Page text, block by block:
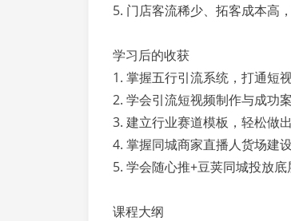
5. 门店客流稀少、拓客成本高
学习后的收获
1. 掌握五行引流系统，打通短
2. 学会引流短视频制作与成功
3. 建立行业赛道模板，轻松做
4. 掌握同城商家直播人货场建
5. 学会随心推+豆荚同城投放
课程大纲